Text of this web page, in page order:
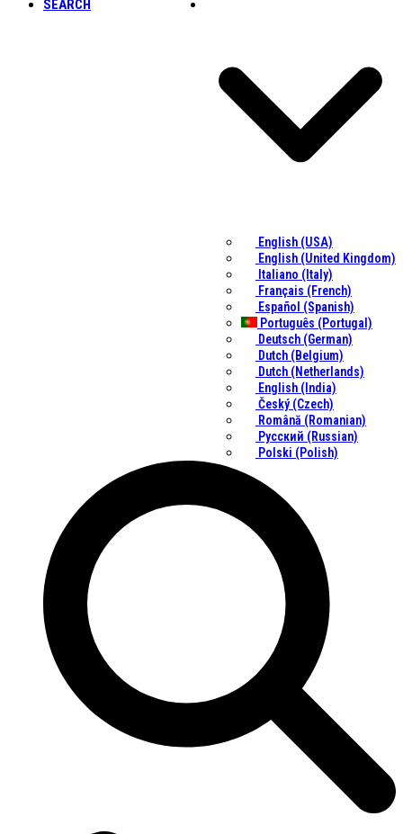
English (USA)
English (United Kingdom)
Italiano (Italy)
Français (French)
Español (Spanish)
Português (Portugal)
Deutsch (German)
Dutch (Belgium)
Dutch (Netherlands)
English (India)
Český (Czech)
Română (Romanian)
Русский (Russian)
Polski (Polish)
SEARCH